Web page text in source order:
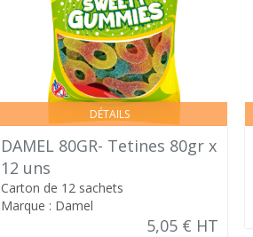
DÉTAILS
DAMEL 80GR- Tetines 80gr x
12 uns
Carton de 12 sachets
Marque : Damel
5,05 € HT